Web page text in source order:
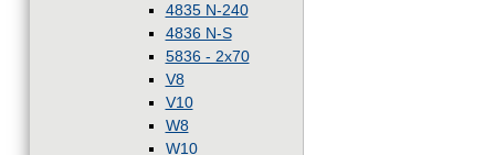
4835 N-240
4836 N-S
5836 - 2x70
V8
V10
W8
W10